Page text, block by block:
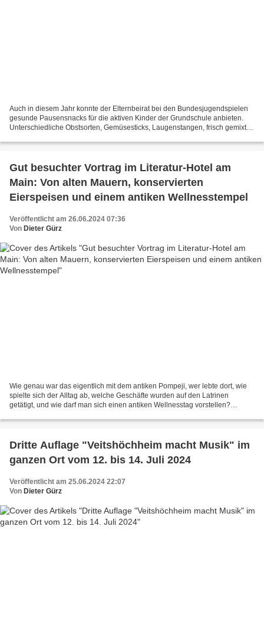
Auch in diesem Jahr konnte der Elternbeirat bei den Bundesjugendspielen
gesunde Pausensnacks für die aktiven Kinder der Grundschule anbieten.
Unterschiedliche Obstsorten, Gemüsesticks, Laugenstangen, frisch gemixte
Gut besuchter Vortrag im Literatur-Hotel am
Main: Von alten Mauern, konservierten
Eierspeisen und einem antiken Wellnesstempel
Veröffentlicht am 26.06.2024 07:36
Von Dieter Gürz
Wie genau war das eigentlich mit dem antiken Pompeji, wer lebte dort, wie
spielte sich der Alltag ab, welche Geschäfte wurden auf den Latrinen
getätigt, und wie darf man sich einen antiken Wellnesstag vorstellen?
Dritte Auflage "Veitshöchheim macht Musik" im
ganzen Ort vom 12. bis 14. Juli 2024
Veröffentlicht am 25.06.2024 22:07
Von Dieter Gürz